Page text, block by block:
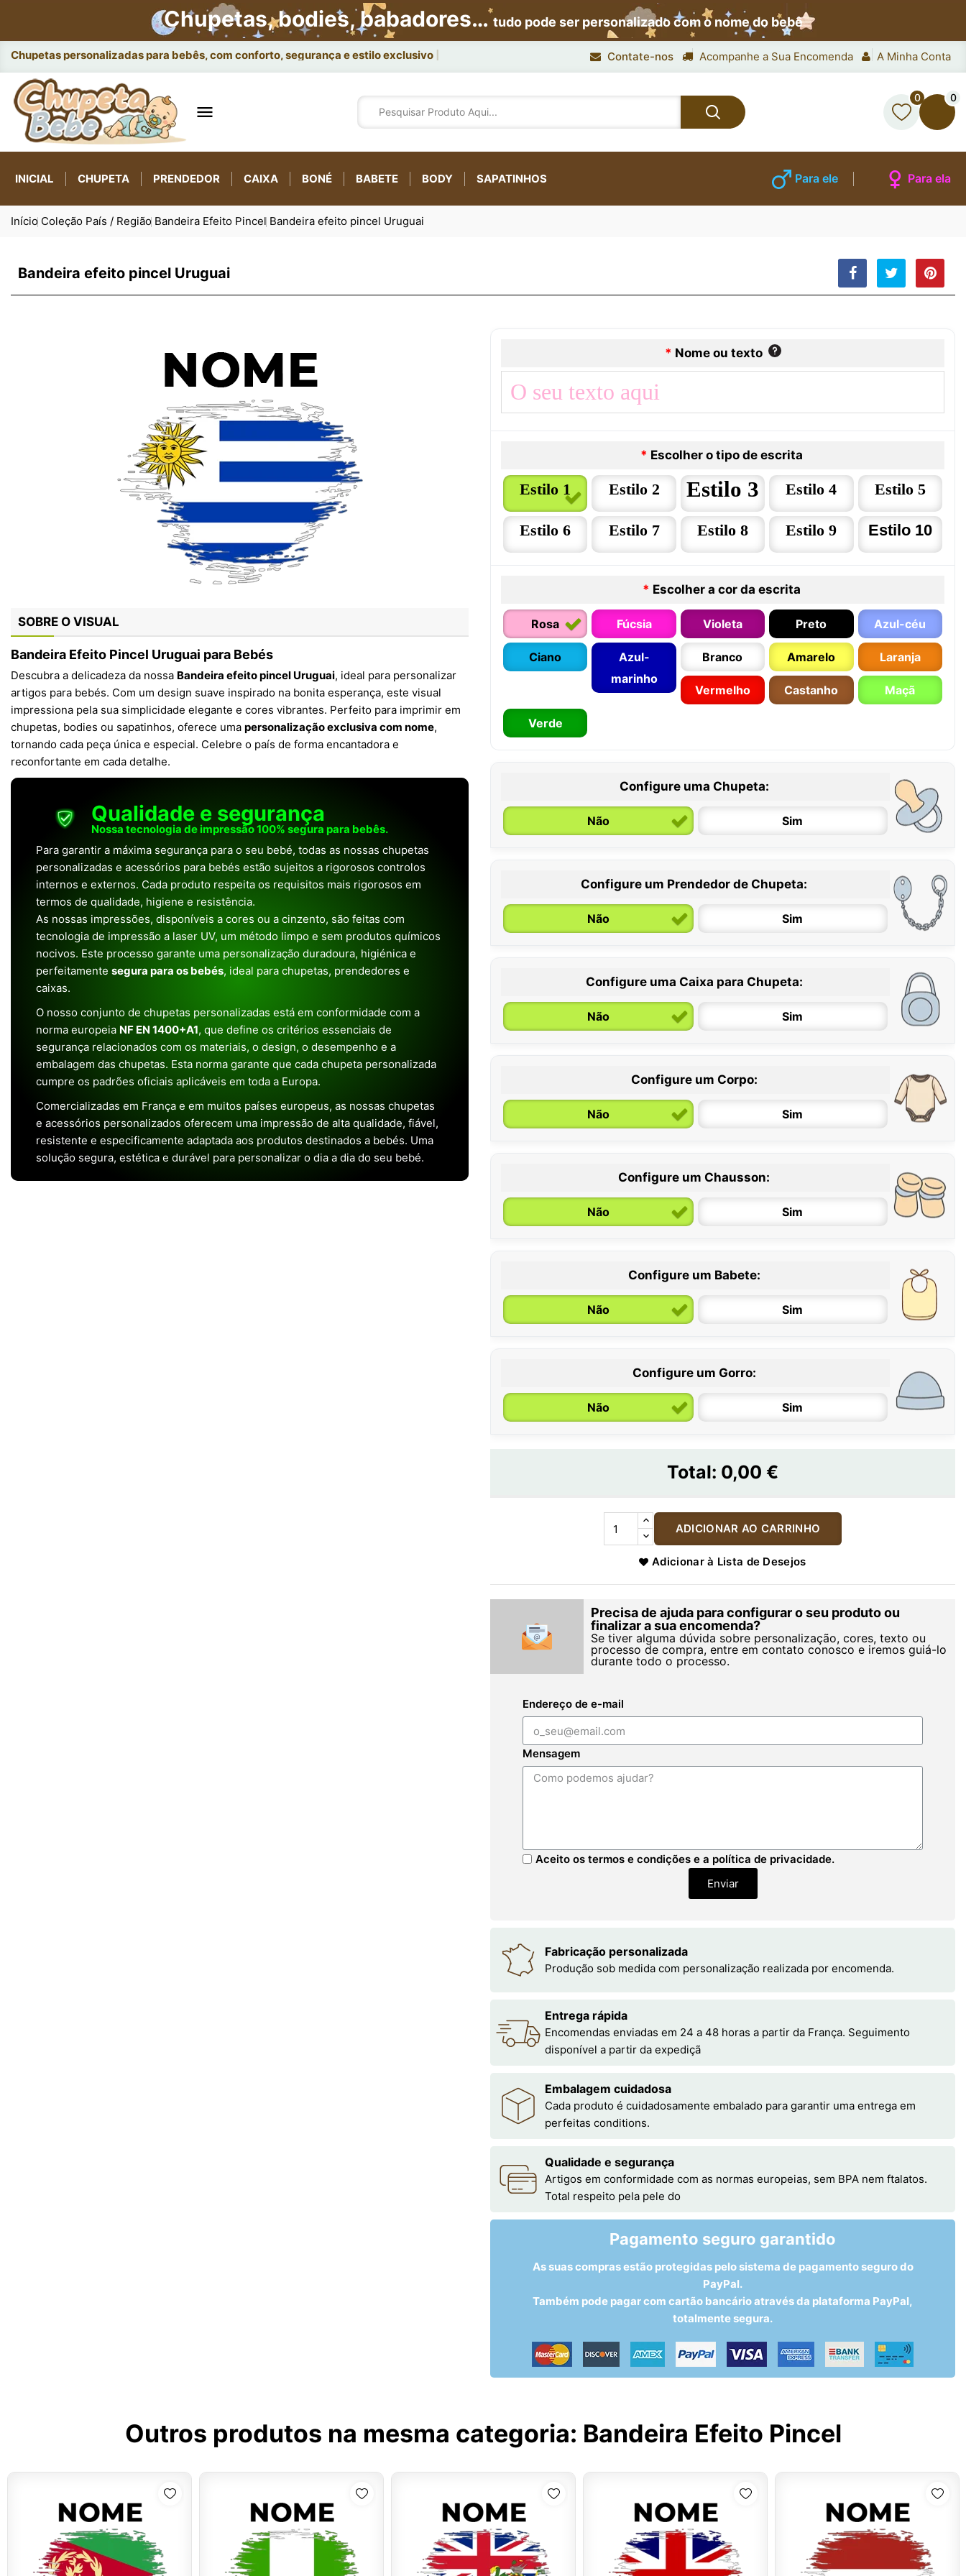
Chupetas, bodies, babadores…tudo pode ser personalizado com o nome do bebê
Chupetas personalizadas para bebês, com conforto, segurança e estilo exclusivo. Contate-nos Acompanhe a Sua Encomenda A Minha Conta

0 0
INICIAL CHUPETA PRENDEDOR CAIXA BONÉ BABETE BODY SAPATINHOS Para ele Para ela
Início Coleção País / Região Bandeira Efeito Pincel Bandeira efeito pincel Uruguai
Bandeira efeito pincel Uruguai
SOBRE O VISUAL
Bandeira Efeito Pincel Uruguai para Bebés
Descubra a delicadeza da nossa Bandeira efeito pincel Uruguai, ideal para personalizar
artigos para bebés. Com um design suave inspirado na bonita esperança, este visual
impressiona pela sua simplicidade elegante e cores vibrantes. Perfeito para imprimir em
chupetas, bodies ou sapatinhos, oferece uma personalização exclusiva com nome,
tornando cada peça única e especial. Celebre o país de forma encantadora e
reconfortante em cada detalhe.
Qualidade e segurança
Nossa tecnologia de impressão 100% segura para bebês.
Para garantir a máxima segurança para o seu bebé, todas as nossas chupetas
personalizadas e acessórios para bebés estão sujeitos a rigorosos controlos
internos e externos. Cada produto respeita os requisitos mais rigorosos em
termos de qualidade, higiene e resistência.
As nossas impressões, disponíveis a cores ou a cinzento, são feitas com
tecnologia de impressão a laser UV, um método limpo e sem produtos químicos
nocivos. Este processo garante uma personalização duradoura, higiénica e
perfeitamente segura para os bebés, ideal para chupetas, prendedores e
caixas.
O nosso conjunto de chupetas personalizadas está em conformidade com a
norma europeia NF EN 1400+A1, que define os critérios essenciais de
segurança relacionados com os materiais, o design, o desempenho e a
embalagem das chupetas. Esta norma garante que cada chupeta personalizada
cumpre os padrões oficiais aplicáveis em toda a Europa.
Comercializadas em França e em muitos países europeus, as nossas chupetas
e acessórios personalizados oferecem uma impressão de alta qualidade, fiável,
resistente e especificamente adaptada aos produtos destinados a bebés. Uma
solução segura, estética e durável para personalizar o dia a dia do seu bebé.
* Nome ou texto
* Escolher o tipo de escrita
Estilo 1 Estilo 2 Estilo 3 Estilo 4 Estilo 5
Estilo 6 Estilo 7 Estilo 8 Estilo 9 Estilo 10
* Escolher a cor da escrita
Rosa Fúcsia Violeta Preto Azul-céu
Ciano
Azul-
marinho
Branco Amarelo Laranja
Vermelho Castanho Maçã
Verde
Configure uma Chupeta:
Não Sim
0 / 6 meses
Configure um Prendedor de Chupeta:
Não Sim
Configure uma Caixa para Chupeta:
Não Sim
Configure um Corpo:
Não Sim
6 / 12 meses 12 / 18 meses
Configure um Chausson:
Não Sim
Configure um Babete:
Não Sim
Configure um Gorro:
Não Sim
Total: 0,00 €
ADICIONAR AO CARRINHO
Adicionar à Lista de Desejos
Precisa de ajuda para configurar o seu produto ou
finalizar a sua encomenda?
Se tiver alguma dúvida sobre personalização, cores, texto ou
processo de compra, entre em contato conosco e iremos guiá-lo
durante todo o processo.
Endereço de e-mail
Mensagem
Aceito os termos e condições e a política de privacidade.
Enviar
Fabricação personalizada
Produção sob medida com personalização realizada por encomenda.
Entrega rápida
Encomendas enviadas em 24 a 48 horas a partir da França. Seguimento
disponível a partir da expediçã
Embalagem cuidadosa
Cada produto é cuidadosamente embalado para garantir uma entrega em
perfeitas conditions.
Qualidade e segurança
Artigos em conformidade com as normas europeias, sem BPA nem ftalatos.
Total respeito pela pele do
Pagamento seguro garantido
As suas compras estão protegidas pelo sistema de pagamento seguro do
PayPal.
Também pode pagar com cartão bancário através da plataforma PayPal,
totalmente segura.
Outros produtos na mesma categoria: Bandeira Efeito Pincel